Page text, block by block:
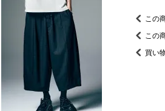
この
この
買い